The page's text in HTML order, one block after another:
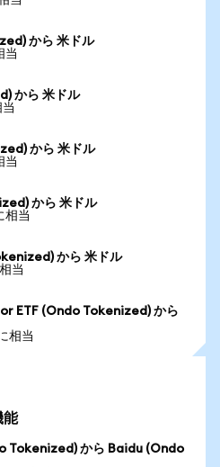
から 米ドル
当
から 米ドル
から 米ドル
当
から 米ドル
相当
から 米ドル
当
ETF (Ondo Tokenized) から
相当
能
Tokenized) から Baidu (Ondo